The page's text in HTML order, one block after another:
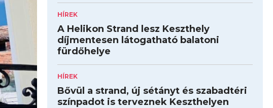
HÍREK
A Helikon Strand lesz Keszthely
díjmentesen látogatható balatoni
fürdőhelye
HÍREK
Bővül a strand, új sétányt és szabadtéri
színpadot is terveznek Keszthelyen